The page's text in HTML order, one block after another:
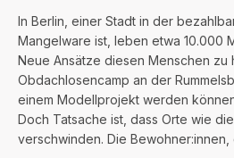
In Berlin, einer Stadt in der
Mangelware ist, leben etwa 10.000
Neue Ansätze diesen Menschen zu
Obdachlosencamp an der
einem Modellprojekt werden
Doch Tatsache ist, dass Orte wie
verschwinden. Die Bewohner:innen,